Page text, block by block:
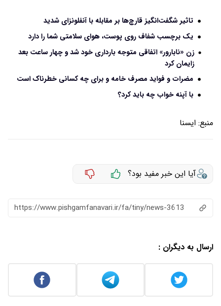
تاثیر شگفت‌انگیز قارچ‌ها بر مقابله با آنفلونزای شدید
یک برچسب شفاف روی پوست، هوای سلامتی شما را دارد
زن «نابارور» اتفاقی متوجه بارداری خود شد و چهار ساعت بعد
زایمان کرد
مضرات و فواید مصرف خامه و برای چه کسانی خطرناک است
با آپنه خواب چه باید کرد؟
منبع: ايسنا
آیا این خبر مفید بود؟
https://www.pishgamfanavari.ir/fa/tiny/news-3613
ارسال به دیگران :